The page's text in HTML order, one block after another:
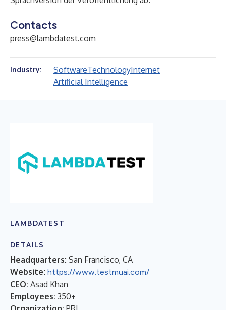
Contacts
press@lambdatest.com
Industry: SoftwareTechnologyInternet
Artificial Intelligence
LAMBDATEST
DETAILS
Headquarters: San Francisco, CA
Website: https://www.testmuai.com/
CEO: Asad Khan
Employees: 350+